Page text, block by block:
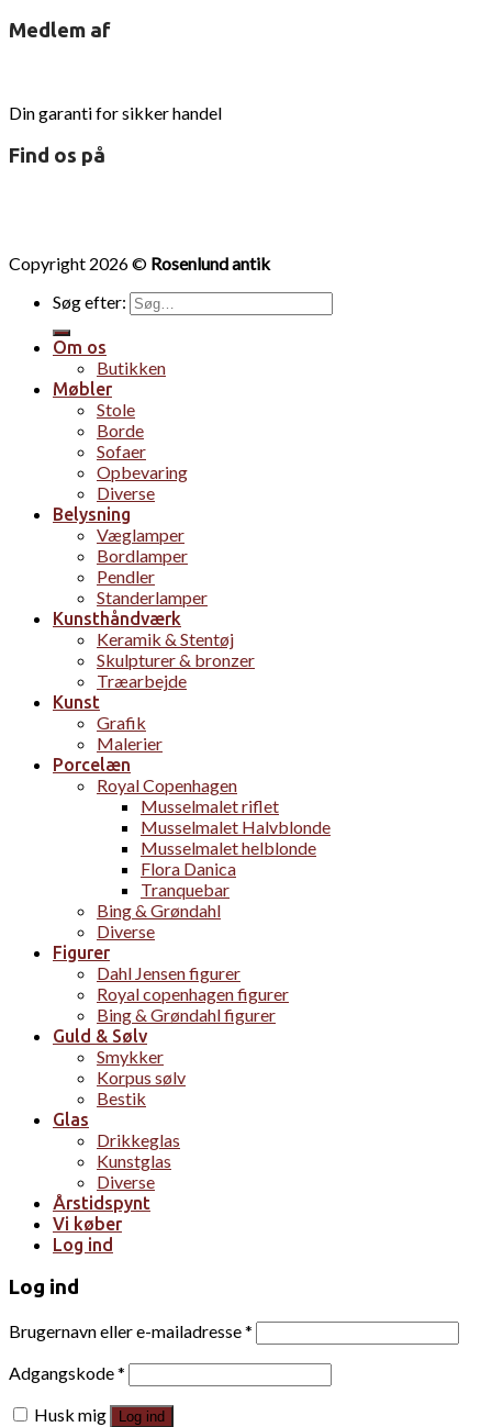
Medlem af
Din garanti for sikker handel
Find os på
Copyright 2026 © Rosenlund antik
Søg efter:
Om os
Butikken
Møbler
Stole
Borde
Sofaer
Opbevaring
Diverse
Belysning
Væglamper
Bordlamper
Pendler
Standerlamper
Kunsthåndværk
Keramik & Stentøj
Skulpturer & bronzer
Træarbejde
Kunst
Grafik
Malerier
Porcelæn
Royal Copenhagen
Musselmalet riflet
Musselmalet Halvblonde
Musselmalet helblonde
Flora Danica
Tranquebar
Bing & Grøndahl
Diverse
Figurer
Dahl Jensen figurer
Royal copenhagen figurer
Bing & Grøndahl figurer
Guld & Sølv
Smykker
Korpus sølv
Bestik
Glas
Drikkeglas
Kunstglas
Diverse
Årstidspynt
Vi køber
Log ind
Log ind
Brugernavn eller e-mailadresse*
Adgangskode*
Husk mig
Log ind